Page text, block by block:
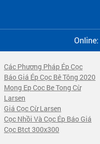
Online:
Các Phương Pháp Ép Cọc
Báo Giá Ép Cọc Bê Tông 2020
Mong Ep Coc Be Tong Cừ
Larsen
Giá Cọc Cừ Larsen
Cọc Nhồi Và Cọc Ép Báo Giá
Cọc Btct 300x300